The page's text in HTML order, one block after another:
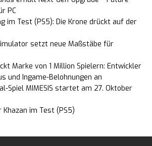
PC
im Test (PS5): Die Krone drückt auf der
setzt neue Maßstäbe für
Marke von 1 Million Spielern: Entwickler
und Ingame-Belohnungen an
Spiel MIMESIS startet am 27. Oktober
im Test (PS5)